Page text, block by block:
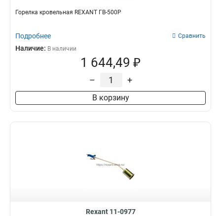
Горелка кровельная REXANT ГВ-500Р
Подробнее Сравнить
Наличие: В наличии
1 644,49 ₽
– +
В корзину
Rexant 11-0977